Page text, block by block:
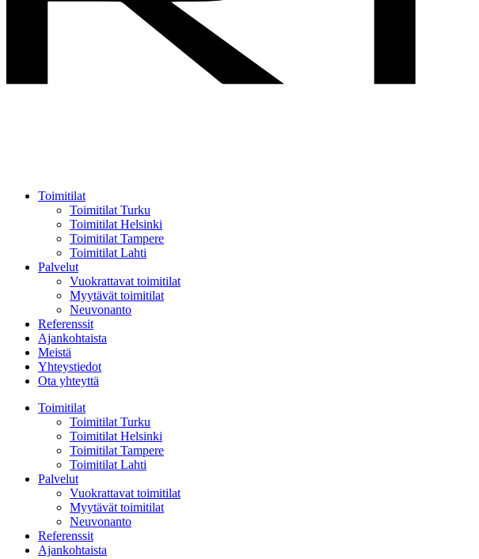
Menu
Toimitilat
Toimitilat Turku
Toimitilat Helsinki
Toimitilat Tampere
Toimitilat Lahti
Palvelut
Vuokrattavat toimitilat
Myytävät toimitilat
Neuvonanto
Referenssit
Ajankohtaista
Meistä
Yhteystiedot
Ota yhteyttä
Toimitilat
Toimitilat Turku
Toimitilat Helsinki
Toimitilat Tampere
Toimitilat Lahti
Palvelut
Vuokrattavat toimitilat
Myytävät toimitilat
Neuvonanto
Referenssit
Ajankohtaista